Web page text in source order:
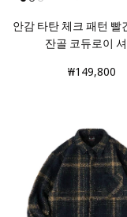
안감 타탄 체크 패턴 빨
잔골 코듀로이
₩149,800